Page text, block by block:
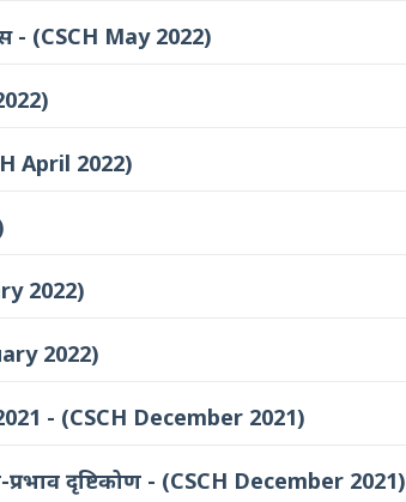
- (CSCH May 2022)
April 2022)
2022)
2022)
- (CSCH December 2021)
दृष्टिकोण - (CSCH December 2021)